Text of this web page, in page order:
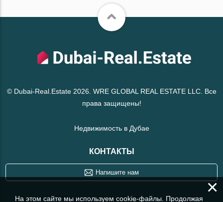
© Dubai-Real.Estate 2026. WRE GLOBAL REAL ESTATE LLC. Все
права защищены!
Недвижимость в Дубае
КОНТАКТЫ
Напишите нам
×
На этом сайте мы используем cookie-файлы. Продолжая